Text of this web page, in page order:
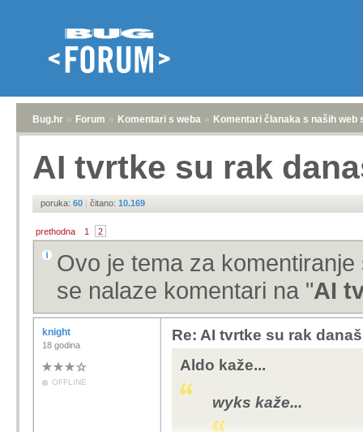
Bug.hr » Forum » Komentari s weba » Komentari članaka s naših web
AI tvrtke su rak
poruka: 60 | čitano: 10.169
prethodna 1 2
Ovo je tema za
se nalaze komentari na "AI
knight
18 godina
OFFLINE
Re: AI tvrtke su rak
Aldo kaže...
wyks kaže...